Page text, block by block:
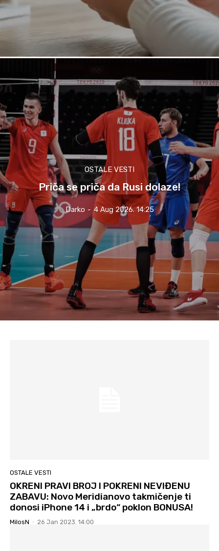
OSTALE VESTI
Priča se priča da Rusi dolaze!
Darko - 4 Aug 2026. 14:25
OSTALE VESTI
OKRENI PRAVI BROJ I POKRENI NEVIĐENU
ZABAVU: Novo Meridianovo takmičenje ti
donosi iPhone 14 i „brdo“ poklon BONUSA!
MilosN - 26 Jan 2023. 14:00